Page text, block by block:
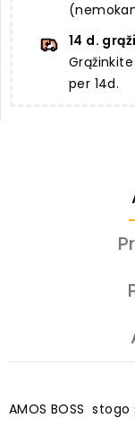
14 d.
per 14d.
AMOS BOSS